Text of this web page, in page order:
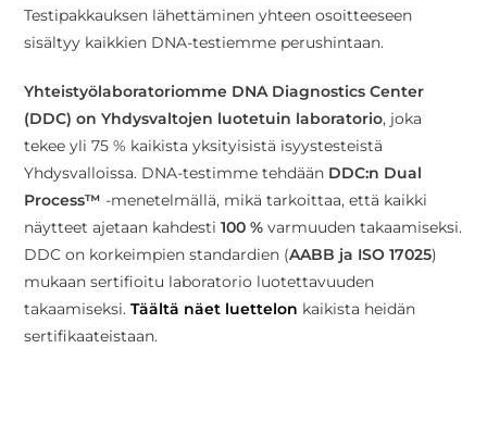
Testipakkauksen lähettäminen yhteen osoitteeseen
sisältyy kaikkien DNA-testiemme perushintaan.
Yhteistyölaboratoriomme DNA Diagnostics Center
(DDC) on Yhdysvaltojen luotetuin laboratorio, joka
tekee yli 75 % kaikista yksityisistä isyystesteistä
Yhdysvalloissa. DNA-testimme tehdään DDC:n Dual
Process™ -menetelmällä, mikä tarkoittaa, että kaikki
näytteet ajetaan kahdesti100 % varmuuden takaamiseksi.
DDC on korkeimpien standardien (AABB ja ISO 17025)
mukaan sertifioitu laboratorio luotettavuuden
takaamiseksi.Täältä näet luettelon kaikista heidän
sertifikaateistaan.